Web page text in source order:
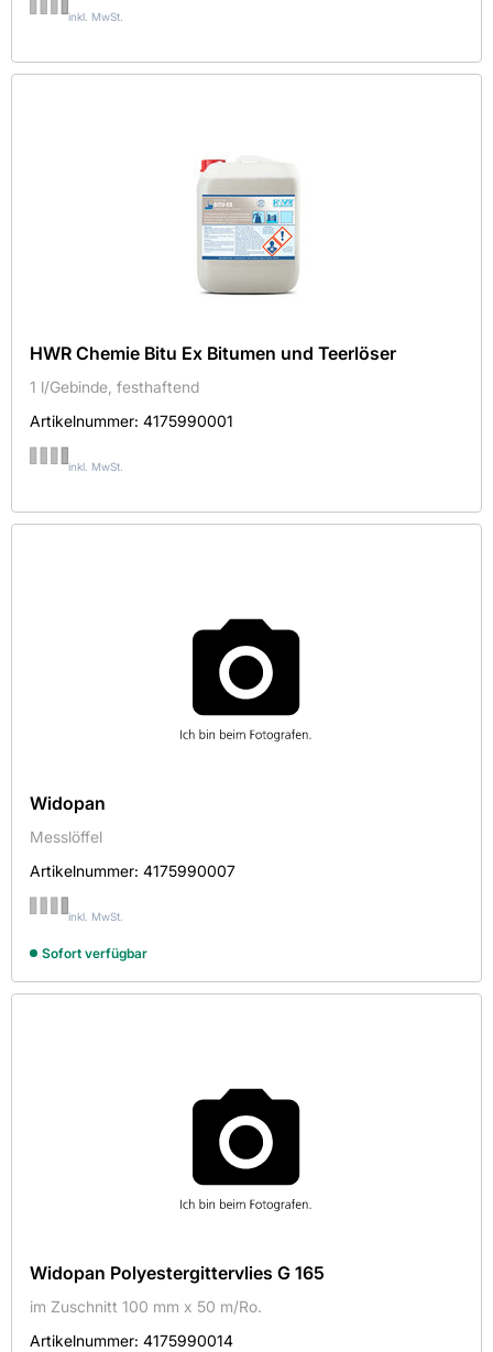
inkl. MwSt.
HWR Chemie Bitu Ex Bitumen und Teerlöser
1 l/Gebinde, festhaftend
Artikelnummer: 4175990001
inkl. MwSt.
Widopan
Messlöffel
Artikelnummer: 4175990007
inkl. MwSt.
Sofort verfügbar
Widopan Polyestergittervlies G 165
im Zuschnitt 100 mm x 50 m/Ro.
Artikelnummer: 4175990014